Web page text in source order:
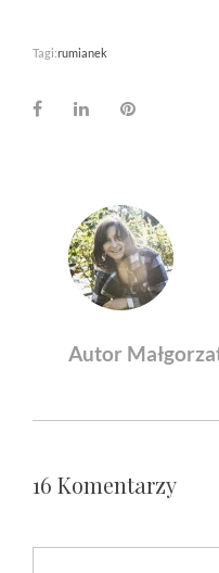
Tagi:rumianek
FacebookLinkedInPinterest
Autor
16 Komentarzy